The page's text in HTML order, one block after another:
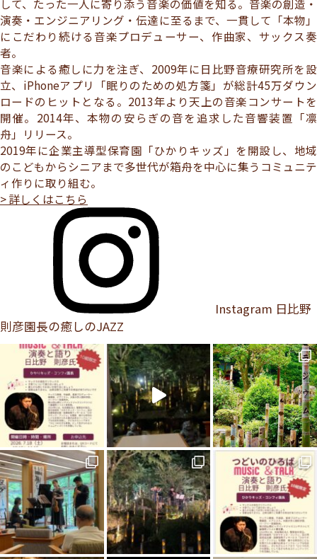
して、たった一人に寄り添う音楽の価値を知る。音楽の創造・
演奏・エンジニアリング・伝達に至るまで、一貫して「本物」
にこだわり続ける音楽プロデューサー、作曲家、サックス奏
者。
音楽による癒しに力を注ぎ、2009年に日比野音療研究所を設
立、iPhoneアプリ「眠りのための処方箋」が総計45万ダウン
ロードのヒットとなる。2013年より天上の音楽コンサートを
開催。2014年、本物の安らぎの音を追求した音響装置「凛
舟」リリース。
2019年に企業主導型保育園「ひかりキッズ」を開設し、地域
のこどもからシニアまで多世代が箱舟を中心に集うコミュニテ
ィ作りに取り組む。
> 詳しくはこちら
Instagram 日比野
則彦園長の癒しのJAZZ